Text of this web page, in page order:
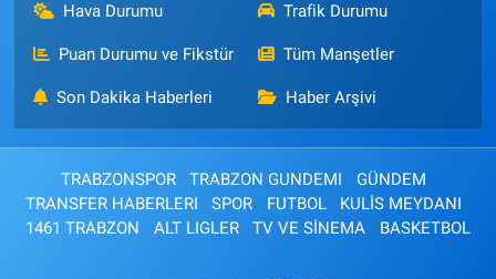
Hava Durumu Trafik Durumu
Puan Durumu ve Fikstür Tüm Manşetler
Son Dakika Haberleri Haber Arşivi
TRABZONSPOR TRABZON GUNDEMI
GÜNDEM
TRANSFER HABERLERI
SPOR FUTBOL
KULİS MEYDANI
1461 TRABZON
ALT LIGLER TV VE SİNEMA BASKETBOL